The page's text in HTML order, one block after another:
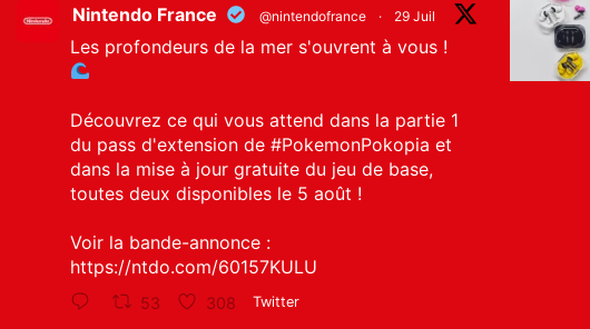
Nintendo France @nintendofrance · 29 Juil
Les profondeurs de la mer s'ouvrent à vous !
Découvrez ce qui vous attend dans la partie 1
du pass d'extension de #PokemonPokopia et
dans la mise à jour gratuite du jeu de base,
toutes deux disponibles le 5 août !
Voir la bande-annonce :
https://ntdo.com/60157KULU
53 308 Twitter